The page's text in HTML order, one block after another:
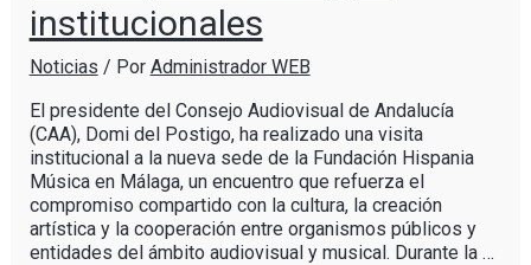
institucionales
Noticias / Por Administrador WEB
El presidente del Consejo Audiovisual de Andalucía
(CAA), Domi del Postigo, ha realizado una visita
institucional a la nueva sede de la Fundación Hispania
Música en Málaga, un encuentro que refuerza el
compromiso compartido con la cultura, la creación
artística y la cooperación entre organismos públicos y
entidades del ámbito audiovisual y musical. Durante la …